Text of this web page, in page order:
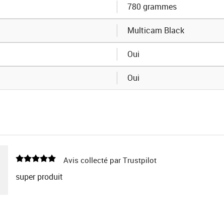
780 grammes
Multicam Black
Oui
Oui
Avis collecté par Trustpilot
super produit